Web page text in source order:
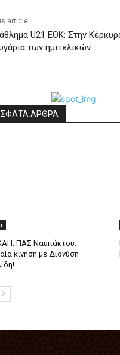
article
U21 ΕΟΚ: Στην
των ημιτελικών
ΑΡΘΡΑ
ΠΑΣ Ναυπάκτου:
κίνηση με Διονύση